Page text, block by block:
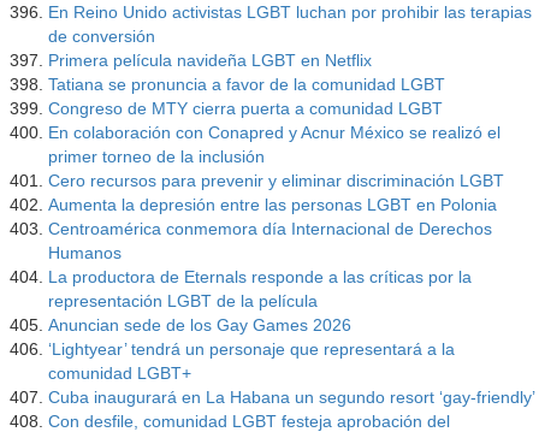
En Reino Unido activistas LGBT luchan por prohibir las terapias
de conversión
Primera película navideña LGBT en Netflix
Tatiana se pronuncia a favor de la comunidad LGBT
Congreso de MTY cierra puerta a comunidad LGBT
En colaboración con Conapred y Acnur México se realizó el
primer torneo de la inclusión
Cero recursos para prevenir y eliminar discriminación LGBT
Aumenta la depresión entre las personas LGBT en Polonia
Centroamérica conmemora día Internacional de Derechos
Humanos
La productora de Eternals responde a las críticas por la
representación LGBT de la película
Anuncian sede de los Gay Games 2026
‘Lightyear’ tendrá un personaje que representará a la
comunidad LGBT+
Cuba inaugurará en La Habana un segundo resort ‘gay-friendly’
Con desfile, comunidad LGBT festeja aprobación del